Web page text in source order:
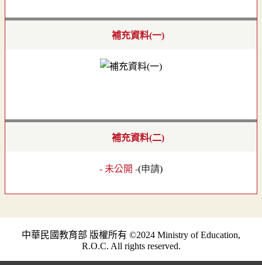
補充資料(一)
補充資料(二)
- 未公開 -(申請)
中華民國教育部 版權所有 ©2024 Ministry of Education,
R.O.C. All rights reserved.